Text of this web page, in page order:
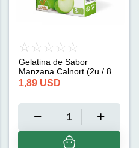
Gelatina de Sabor
Manzana Calnort (2u / 85
g)
1,89 USD